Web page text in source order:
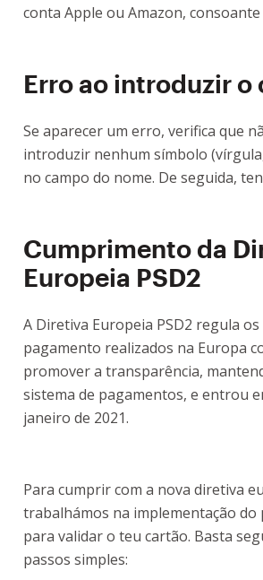
conta Apple ou Amazon, consoante
Erro ao introduzir o
Se aparecer um erro, verifica que
introduzir nenhum símbolo
no campo do nome. De seguida,
Cumprimento da
Europeia PSD2
A Diretiva Europeia PSD2 regula os
pagamento realizados na Europa
promover a transparência,
sistema de pagamentos, e entrou
janeiro de 2021.
Para cumprir com a nova diretiva
trabalhámos na implementação
para validar o teu cartão. Basta
passos simples: